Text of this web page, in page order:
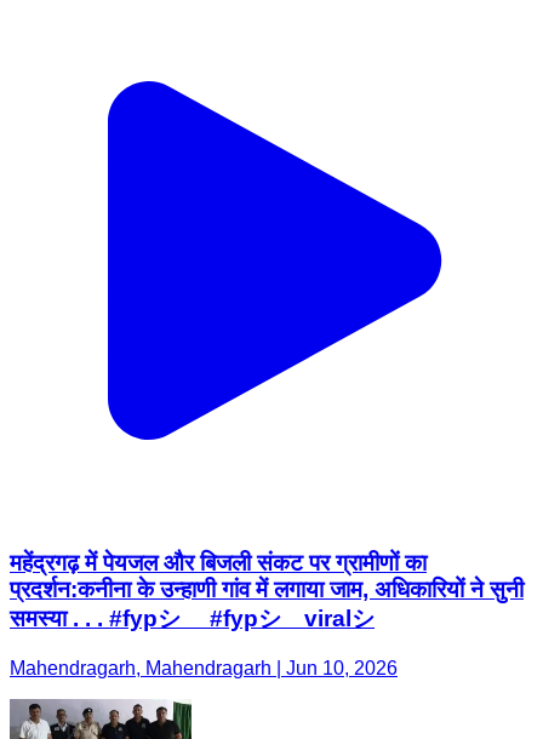
महेंद्रगढ़ में पेयजल और बिजली संकट पर ग्रामीणों का
प्रदर्शन:कनीना के उन्हाणी गांव में लगाया जाम, अधिकारियों ने सुनी
समस्या . . . #fypシ゚ #fypシ゚viralシ
Mahendragarh, Mahendragarh | Jun 10, 2026